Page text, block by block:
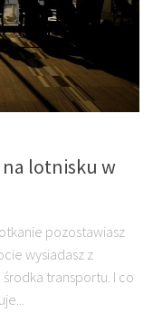
na lotnisku w
pozostawiasz
wysiadasz z
transportu. I co